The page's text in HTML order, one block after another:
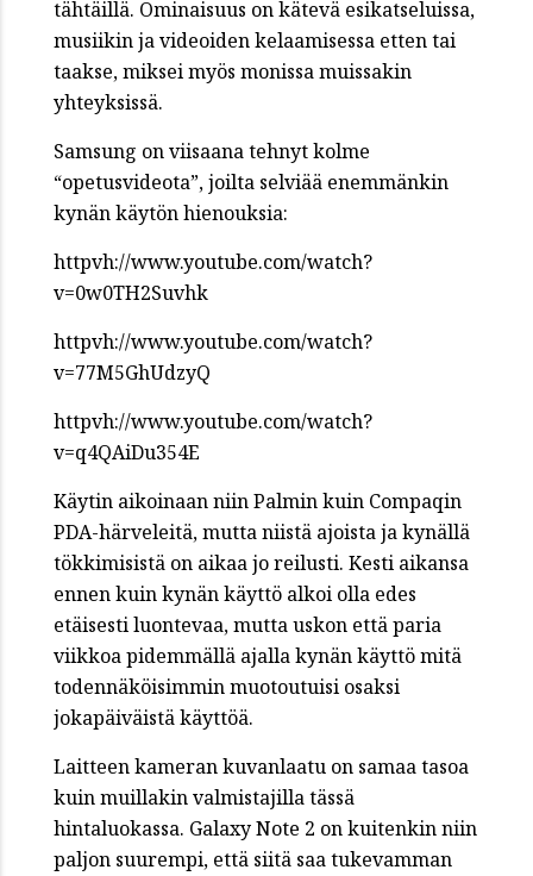
tähtäillä. Ominaisuus on kätevä esikatseluissa,
musiikin ja videoiden kelaamisessa etten tai
taakse, miksei myös monissa muissakin
yhteyksissä.
Samsung on viisaana tehnyt kolme
“opetusvideota”, joilta selviää enemmänkin
kynän käytön hienouksia:
httpvh://www.youtube.com/watch?
v=0w0TH2Suvhk
httpvh://www.youtube.com/watch?
v=77M5GhUdzyQ
httpvh://www.youtube.com/watch?
v=q4QAiDu354E
Käytin aikoinaan niin Palmin kuin Compaqin
PDA-härveleitä, mutta niistä ajoista ja kynällä
tökkimisistä on aikaa jo reilusti. Kesti aikansa
ennen kuin kynän käyttö alkoi olla edes
etäisesti luontevaa, mutta uskon että paria
viikkoa pidemmällä ajalla kynän käyttö mitä
todennäköisimmin muotoutuisi osaksi
jokapäiväistä käyttöä.
Laitteen kameran kuvanlaatu on samaa tasoa
kuin muillakin valmistajilla tässä
hintaluokassa. Galaxy Note 2 on kuitenkin niin
paljon suurempi, että siitä saa tukevamman